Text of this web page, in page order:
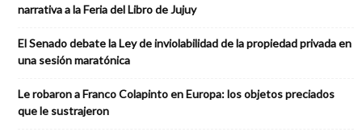
narrativa a la Feria del Libro de Jujuy
El Senado debate la Ley de inviolabilidad de la propiedad privada en
una sesión maratónica
Le robaron a Franco Colapinto en Europa: los objetos preciados
que le sustrajeron